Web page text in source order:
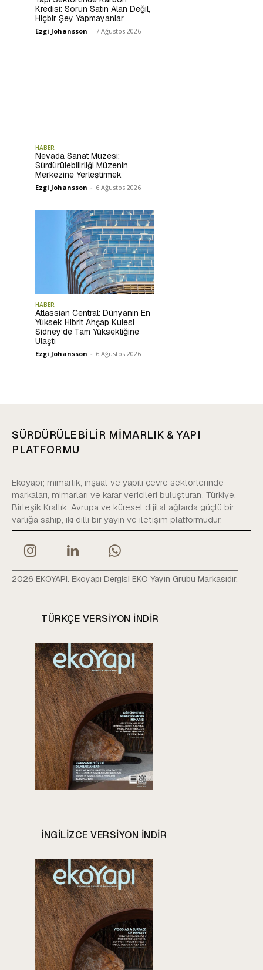
Kredisi: Sorun Satın Alan Değil,
Hiçbir Şey Yapmayanlar
Ezgi Johansson - 7 Ağustos 2026
HABER
Nevada Sanat Müzesi:
Sürdürülebilirliği Müzenin
Merkezine Yerleştirmek
Ezgi Johansson - 6 Ağustos 2026
HABER
Atlassian Central: Dünyanın En
Yüksek Hibrit Ahşap Kulesi
Sidney’de Tam Yüksekliğine
Ulaştı
Ezgi Johansson - 6 Ağustos 2026
SÜRDÜRÜLEBİLİR MİMARLIK & YAPI
PLATFORMU
Ekoyapı; mimarlık, inşaat ve yapılı çevre sektörlerinde
markaları, mimarları ve karar vericileri buluşturan; Türkiye,
Birleşik Krallık, Avrupa ve küresel dijital ağlarda güçlü bir
varlığa sahip, iki dilli bir yayın ve iletişim platformudur.
2026 EKOYAPI. Ekoyapı Dergisi EKO Yayın Grubu Markasıdır.
TÜRKÇE VERSIYON INDIR
INGILIZCE VERSIYON INDIR